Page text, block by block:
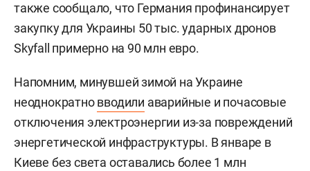
также сообщало, что Германия профинансирует
закупку для Украины 50 тыс. ударных дронов
Skyfall примерно на 90 млн евро.
Напомним, минувшей зимой на Украине
неоднократновводили аварийные и почасовые
отключения электроэнергии из-за повреждений
энергетической инфраструктуры. В январе в
Киеве без света оставались более 1 млн